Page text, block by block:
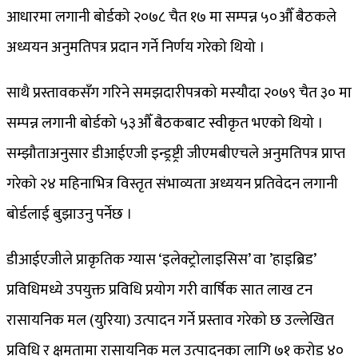
आधारमा लगानी बोर्डको २०७८ चैत १७ मा सम्पन्न ५०औँ बैठकले
अध्ययन अनुमतिपत्र प्रदान गर्ने निर्णय गरेको थियो ।
साथै प्रस्तावकसँग गरिने समझदारीपत्रको मस्यौदा २०७९ चैत ३० मा
सम्पन्न लगानी बोर्डको ५३औँ बैठकबाट स्वीकृत भएको थियो ।
सम्झौताअनुसार डीआईएजी इन्ड्रष्ट्री जीएमबीएचले अनुमतिपत्र प्राप्त
गरेको २४ महिनाभित्र विस्तृत संभाव्यता अध्ययन प्रतिवेदन लगानी
बोर्डलाई बुझाउनु पर्नेछ ।
डीआईएजीले प्राकृतिक ग्यास ‘इलेक्ट्रोलाइसिस’ वा ’हाइब्रिड’
प्रविधिमध्ये उपयुक्त प्रविधि प्रयोग गरी वार्षिक सात लाख टन
रासायनिक मल (युरिया) उत्पादन गर्ने प्रस्ताव गरेको छ उल्लेखित
प्रविधि र क्षमतामा रासायनिक मल उत्पादनका लागि ७१ करोड ४०